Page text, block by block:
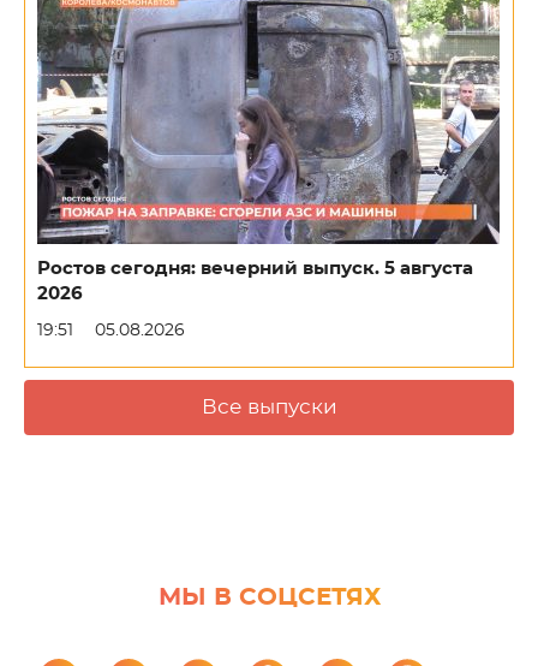
Ростов сегодня: вечерний выпуск. 5 августа
2026
19:51 05.08.2026
Все выпуски
МЫ В СОЦСЕТЯХ